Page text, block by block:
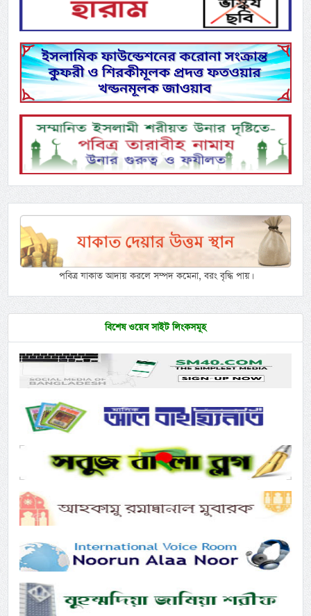
পবিত্র যাকাত আদায় করলে সম্পদ কমেনা, বরং বৃদ্ধি পায়।
বিশেষ ওয়েব সাইট লিংকসমূহ